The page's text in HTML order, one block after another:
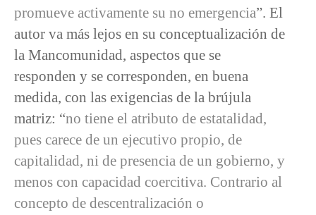
promueve activamente su no emergencia”. El
autor va más lejos en su conceptualización de
la Mancomunidad, aspectos que se
responden y se corresponden, en buena
medida, con las exigencias de la brújula
matriz: “no tiene el atributo de estatalidad,
pues carece de un ejecutivo propio, de
capitalidad, ni de presencia de un gobierno, y
menos con capacidad coercitiva. Contrario al
concepto de descentralización o